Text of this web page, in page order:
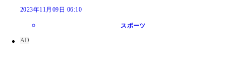
2023年11月09日 06:10
スポーツ